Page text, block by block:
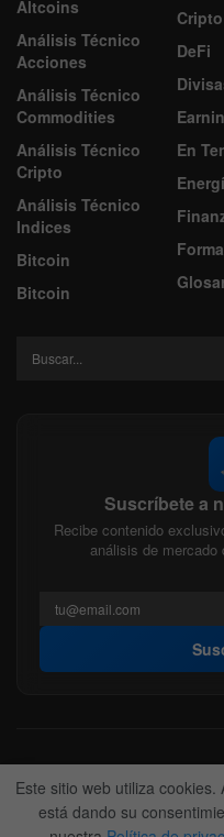
Altcoins
Análisis Técnico
Acciones
Análisis Técnico
Commodities
Análisis Técnico
Cripto
Análisis Técnico
Indices
Bitcoin
Bitcoin
Cripto
DeFi
En
Suscríbete a
Recibe contenido
análisis de mercado
Acerca de nosotros
Contactanos
Anunciate
Este sitio web utiliza
está dando su